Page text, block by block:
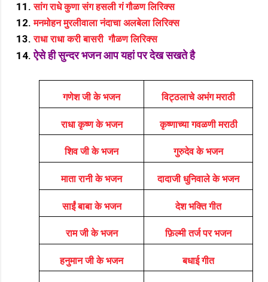
सांग राधे कुणा संग हसली गं गौळण लिरिक्स
मनमोहन मुरलीवाला नंदाचा अलबेला लिरिक्स
राधा राधा करी बासरी गौळण लिरिक्स
ऐसे ही सुन्दर भजन आप यहां पर देख सखते है
गणेश जी के भजन विट्ठलाचे अभंग मराठी
राधा कृष्ण के भजन कृष्णाच्या गवळणी मराठी
शिव जी के भजन गुरुदेव के भजन
माता रानी के भजन दादाजी धुनिवाले के भजन
साईं बाबा के भजन देश भक्ति गीत
राम जी के भजन फ़िल्मी तर्ज पर भजन
हनुमान जी के भजन बधाई गीत